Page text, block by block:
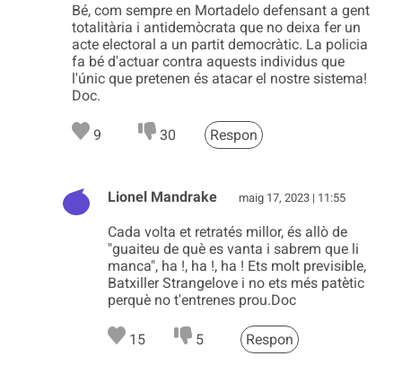
Bé, com sempre en Mortadelo defensant a gent
totalitària i antidemòcrata que no deixa fer un
acte electoral a un partit democràtic. La policia
fa bé d'actuar contra aquests individus que
l'únic que pretenen és atacar el nostre sistema!
Doc.
9 30 Respon
Lionel Mandrake maig 17, 2023 | 11:55
Cada volta et retratés millor, és allò de
"guaiteu de què es vanta i sabrem que li
manca", ha !, ha !, ha ! Ets molt previsible,
Batxiller Strangelove i no ets més patètic
perquè no t'entrenes prou.Doc
15 5 Respon